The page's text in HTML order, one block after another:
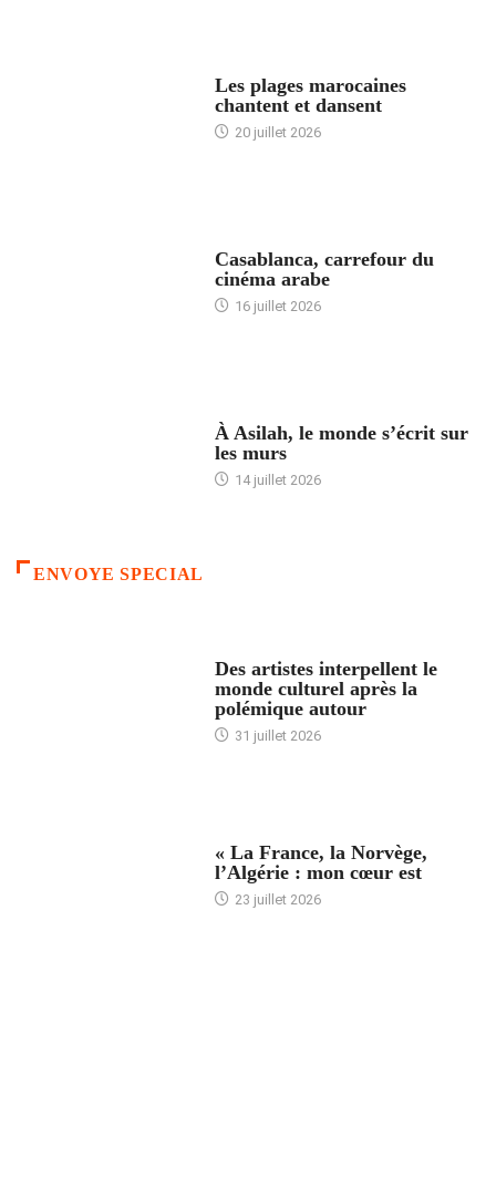
Les plages marocaines
chantent et dansent
20 juillet 2026
Casablanca, carrefour du
cinéma arabe
16 juillet 2026
À Asilah, le monde s’écrit sur
les murs
14 juillet 2026
ENVOYE SPECIAL
Des artistes interpellent le
monde culturel après la
polémique autour
31 juillet 2026
« La France, la Norvège,
l’Algérie : mon cœur est
23 juillet 2026